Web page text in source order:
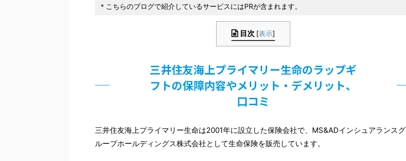
＊こちらのブログで紹介しているサービスにはPRが含まれます。
目次 [表示]
三井住友海上プライマリー生命のラップギ
フトの保障内容やメリット・デメリット、
口コミ
三井住友海上プライマリー生命は2001年に設立した保険会社で、MS&ADインシュアランスグ
ループホールディングス株式会社として生命保険を販売しています。